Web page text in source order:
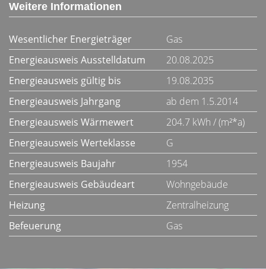
Weitere Informationen
Wesentlicher Energieträger
Gas
Energieausweis Ausstelldatum
20.08.2025
Energieausweis gültig bis
19.08.2035
Energieausweis Jahrgang
ab dem 1.5.2014
Energieausweis Wärmewert
204.7 kWh / (m²*a)
Energieausweis Werteklasse
G
Energieausweis Baujahr
1954
Energieausweis Gebäudeart
Wohngebäude
Heizung
Zentralheizung
Befeuerung
Gas